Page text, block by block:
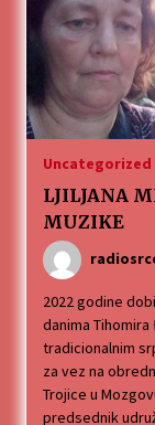
Uncategorized
LJILJANA
MUZIKE
2022 godine
danima
tradicionalnim
za vez na
Trojice u
predsednik